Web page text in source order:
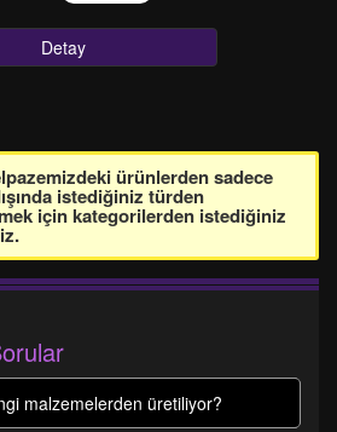
Detay
ürünlerden sadece
istediğiniz türden
için kategorilerden istediğiniz
malzemelerden üretiliyor?